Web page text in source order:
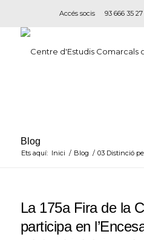
Accés socis 93 666 35 27
Blog
Ets aquí: Inici / Blog / 03 Distinció
La 175a Fira de la
participa en